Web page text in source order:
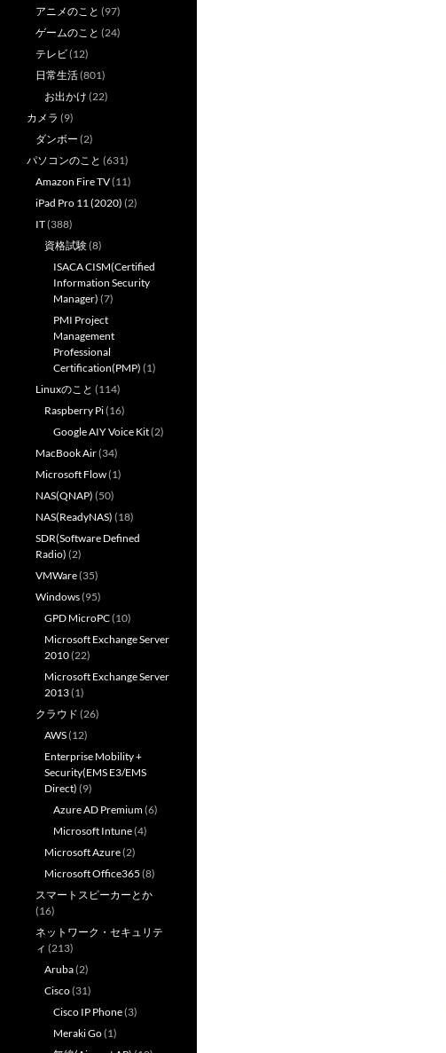
アニメのこと (97)
ゲームのこと (24)
テレビ(12)
日常生活(801)
お出かけ (22)
カメラ (9)
ダンボー (2)
パソコンのこと (631)
Amazon Fire TV(11)
iPad Pro 11 (2020) (2)
IT(388)
資格試験(8)
ISACA CISM(Certified
Information Security
Manager) (7)
PMI Project
Management
Professional
Certification(PMP) (1)
Linuxのこと (114)
Raspberry Pi(16)
Google AIY Voice Kit(2)
MacBook Air(34)
Microsoft Flow(1)
NAS(QNAP) (50)
NAS(ReadyNAS) (18)
SDR(Software Defined
Radio) (2)
VMWare(35)
Windows(95)
GPD MicroPC(10)
Microsoft Exchange Server
2010(22)
Microsoft Exchange Server
2013(1)
クラウド (26)
AWS(12)
Enterprise Mobility +
Security(EMS E3/EMS
Direct) (9)
Azure AD Premium(6)
Microsoft Intune(4)
Microsoft Azure(2)
Microsoft Office365 (8)
スマートスピーカーとか
(16)
ネットワーク・セキュリテ
ィ (213)
Aruba(2)
Cisco(31)
Cisco IP Phone(3)
Meraki Go(1)